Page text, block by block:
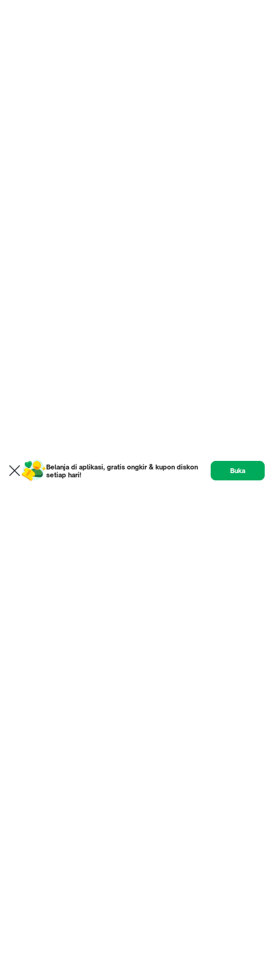
Belanja di aplikasi, gratis ongkir & kupon diskon
setiap hari!
Buka